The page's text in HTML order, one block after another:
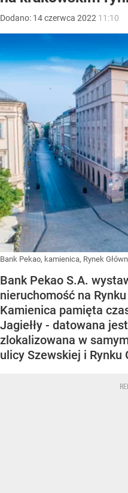
Dodano: 14czerwca 2022 11:10
Bank Pekao, kamienica, Rynek
Bank Pekao S.A.
nieruchomość na
Kamienica pamięta
Jagiełły - datowana
zlokalizowana w
ulicy Szewskiej i Rynku